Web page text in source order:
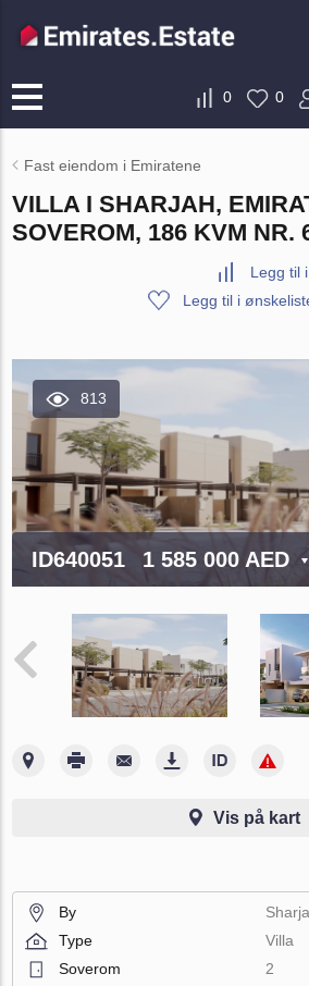
0 0
Fast eiendom i Emiratene
VILLA I SHARJAH,
SOVEROM, 186 KVM NR.
Legg til
Legg til i
813
ID640051 1 585 000 AED
Vis på kart
By
Type
Villa
Soverom
2